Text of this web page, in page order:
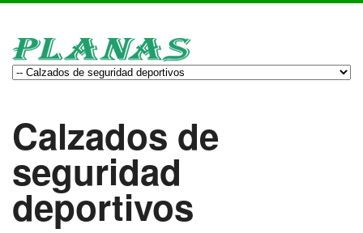
Calzados de
seguridad
deportivos